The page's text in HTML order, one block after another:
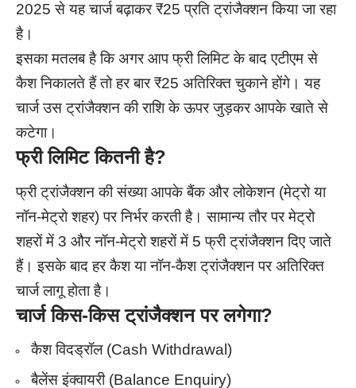
2025 से यह चार्ज बढ़ाकर ₹25 प्रति ट्रांजैक्शन किया जा रहा
है।
इसका मतलब है कि अगर आप फ्री लिमिट के बाद एटीएम से
कैश निकालते हैं तो हर बार ₹25 अतिरिक्त चुकाने होंगे। यह
चार्ज उस ट्रांजैक्शन की राशि के ऊपर जुड़कर आपके खाते से
कटेगा।
फ्री लिमिट कितनी है?
फ्री ट्रांजैक्शन की संख्या आपके बैंक और लोकेशन (मेट्रो या
नॉन-मेट्रो शहर) पर निर्भर करती है। सामान्य तौर पर मेट्रो
शहरों में 3 और नॉन-मेट्रो शहरों में 5 फ्री ट्रांजैक्शन दिए जाते
हैं। इसके बाद हर कैश या नॉन-कैश ट्रांजैक्शन पर अतिरिक्त
चार्ज लागू होता है।
चार्ज किस-किस ट्रांजैक्शन पर लगेगा?
कैश विदड्रॉल (Cash Withdrawal)
बैलेंस इंक्वायरी (Balance Enquiry)